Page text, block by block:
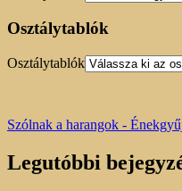
Osztálytablók
Osztálytablók
Szólnak a harangok -
Legutóbbi